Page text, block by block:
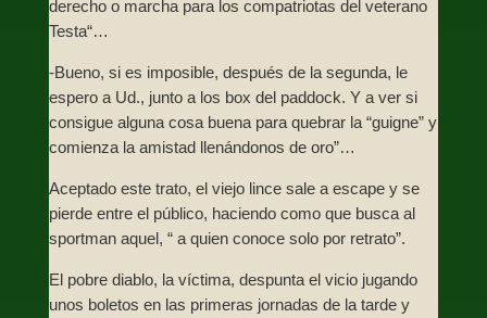
derecho o marcha para los compatriotas del veterano
Testa“…
-Bueno, si es imposible, después de la segunda, le
espero a Ud., junto a los box del paddock. Y a ver si
consigue alguna cosa buena para quebrar la “guigne” y
comienza la amistad llenándonos de oro”…
Aceptado este trato, el viejo lince sale a escape y se
pierde entre el público, haciendo como que busca al
sportman aquel, “ a quien conoce solo por retrato”.
El pobre diablo, la víctima, despunta el vicio jugando
unos boletos en las primeras jornadas de la tarde y